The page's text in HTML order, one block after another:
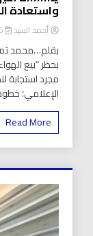
واستعادة
أحمد السيد 2026-08-04
بقلم…محمد
بحظر “بيع
مجرد استجابة
الإعلامي؛
Read More